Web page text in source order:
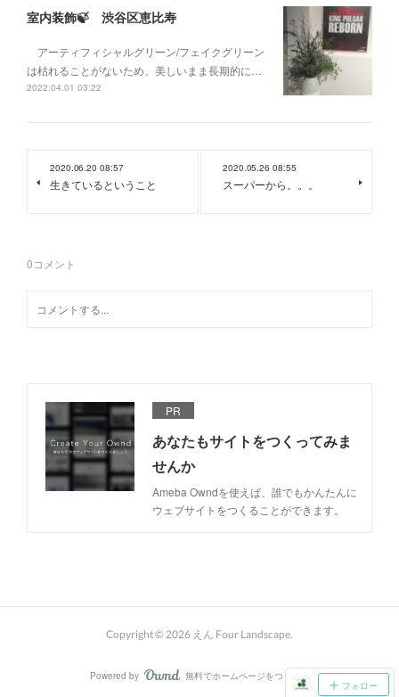
室内装飾🍃 渋谷区恵比寿
アーティフィシャルグリーン/フェイクグリーン
は枯れることがないため、美しいまま長期的に…
2022.04.01 03:22
2020.06.20 08:57
生きているということ
2020.05.26 08:55
スーパーから。。。
0コメント
PR
あなたもサイトをつくってみま
せんか
Ameba Owndを使えば、誰でもかんたんに
ウェブサイトをつくることができます。
フォロー
Copyright © 2026 えん Four Landscape.
Powered by AmebaOwnd
無料でホームページをつくろう